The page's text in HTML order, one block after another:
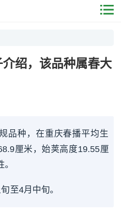
绍，该品种属春大
品种，在重庆春播平均生
厘米，始荚高度19.55厘
至4月中旬。